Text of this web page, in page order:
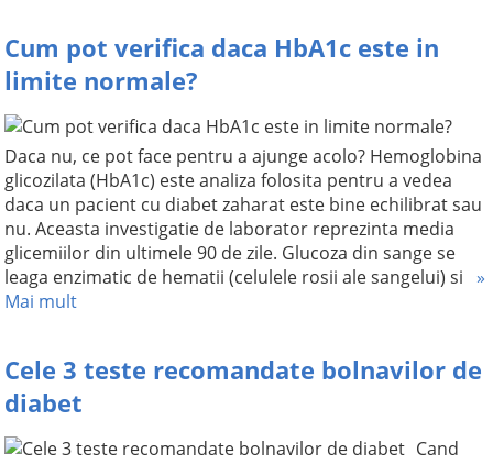
Cum pot verifica daca HbA1c este in
limite normale?
Daca nu, ce pot face pentru a ajunge acolo? Hemoglobina
glicozilata (HbA1c) este analiza folosita pentru a vedea
daca un pacient cu diabet zaharat este bine echilibrat sau
nu. Aceasta investigatie de laborator reprezinta media
glicemiilor din ultimele 90 de zile. Glucoza din sange se
leaga enzimatic de hematii (celulele rosii ale sangelui) si »
Mai mult
Cele 3 teste recomandate bolnavilor de
diabet
Cand